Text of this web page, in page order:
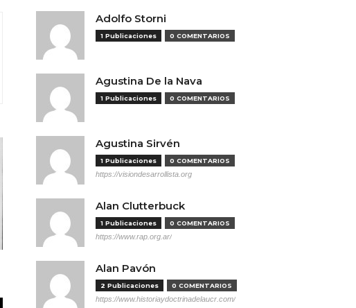
Adolfo Storni
1 Publicaciones 0 COMENTARIOS
Agustina De la Nava
1 Publicaciones 0 COMENTARIOS
Agustina Sirvén
1 Publicaciones 0 COMENTARIOS
https://visiondesarrollista.org
Alan Clutterbuck
1 Publicaciones 0 COMENTARIOS
https://www.rap.org.ar/
Alan Pavón
2 Publicaciones 0 COMENTARIOS
https://www.historiaydoctrinadelaucr.com/